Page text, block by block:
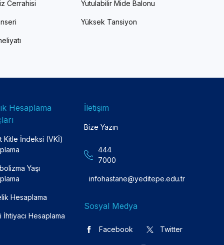
Cerrahisi Yutulabilir Mide Balonu
Yüksek Tansiyon
Hesaplama
Kitle İndeksi (VKİ)
Yaşı
Hesaplama
İhtiyacı Hesaplama
İletişim
Bize Yazın
444
7000
infohastane@yeditepe.edu.tr
Sosyal Medya
Facebook Twitter